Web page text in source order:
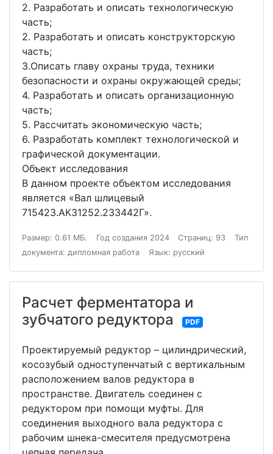
2. Разработать и описать технологическую
часть;
2. Разработать и описать конструкторскую
часть;
3.Описать главу охраны труда, техники
безопасности и охраны окружающей среды;
4. Разработать и описать организационную
часть;
5. Рассчитать экономическую часть;
6. Разработать комплект технологической и
графической документации.
Объект исследования
В данном проекте объектом исследования
является «Вал шлицевый
715423.АК31252.233442Г».
Размер: 0.61 МБ. Год создания 2024 Страниц: 93
Тип
документа: дипломная работа
Язык: русский
Расчет ферментатора и
зубчатого редуктора
PDF
Проектируемый редуктор – цилиндрический,
косозубый одноступенчатый с вертикальным
расположением валов редуктора в
пространстве. Двигатель соединен с
редуктором при помощи муфты. Для
соединения выходного вала редуктора с
рабочим шнека-смесителя предусмотрена